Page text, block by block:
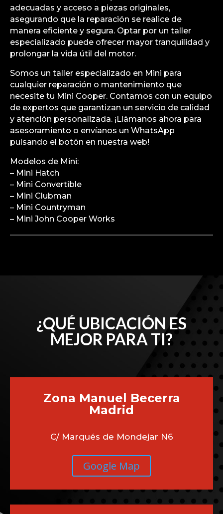
adecuadas y acceso a piezas originales,
asegurando que la reparación se realice de
manera eficiente y segura. Optar por un taller
especializado puede ofrecer mayor tranquilidad y
prolongar la vida útil del motor.
Somos un taller especializado en Mini para
cualquier reparación o mantenimiento que
necesite tu Mini Cooper. Contamos con un equipo
de expertos que garantizan un servicio de calidad
y atención personalizada. ¡Llámanos ahora para
asesoramiento o envíanos un WhatsApp
pulsando el botón en nuestra web!
Modelos de Mini:
– Mini Hatch
– Mini Convertible
– Mini Clubman
– Mini Countryman
– Mini John Cooper Works
¿QUÉ UBICACIÓN ES
MEJOR PARA TI?
Zona Manuel Becerra
Madrid
C/ Marqués de Mondejar N6
Google Map